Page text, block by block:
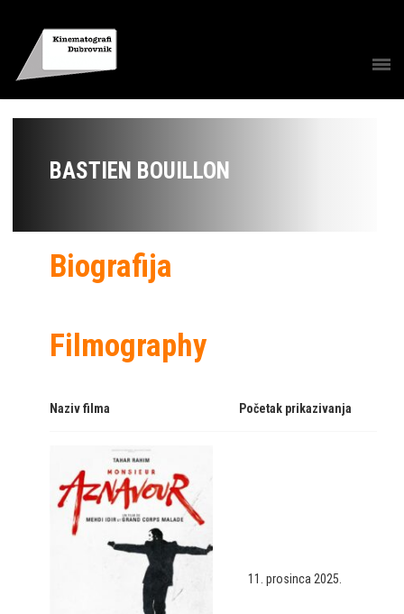
BASTIEN BOUILLON
Biografija
Filmography
Naziv filma Početak prikazivanja
11. prosinca 2025.